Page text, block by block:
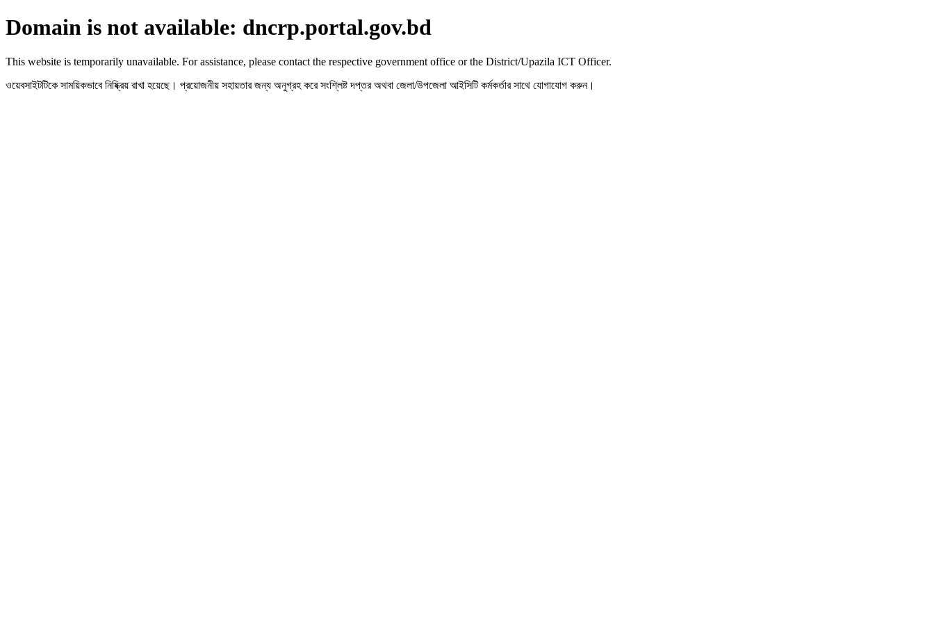
Domain is not available: dncrp.portal.gov.bd
This website is temporarily unavailable. For assistance, please contact the respective government office or the District/Upazila ICT Officer.
ওয়েবসাইটটিকে সাময়িকভাবে নিষ্ক্রিয় রাখা হয়েছে। প্রয়োজনীয় সহায়তার জন্য অনুগ্রহ করে সংশ্লিষ্ট দপ্তর অথবা জেলা/উপজেলা আইসিটি কর্মকর্তার সাথে যোগাযোগ করুন।